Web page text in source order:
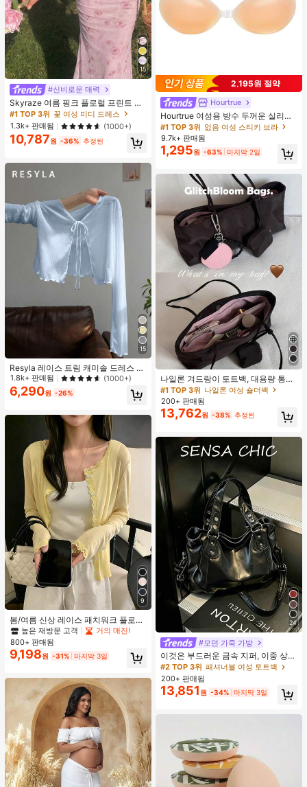
15
#신비로운 매력
Skyraze 여름 핑크 플로럴 프린트 주
름 메쉬 캐미 롱 드레스, 여름 드레스,
봄 옷
#1 TOP 3위 꽃 여성 미디 드레스
1.3k+ 판매됨
(1000+)
10,787원 -36% 추정된
15
Resyla 레이스 트림 캐미솔 드레스 커
버업, 긴팔 니트 숄 경량 여름 자외선
차단 여성용 상의
1.8k+ 판매됨 (1000+)
6,290원 -26%
9
봄/여름 신상 레이스 패치워크 플로럴
트림 소프트 니트 가디건 경량 재킷 탑
여성용, 코티지코어 옐로우
높은 재방문 고객
거의 매진!
800+ 판매됨
9,198원 -31% 마지막 3일
2,195원 절약
Hourtrue
Hourtrue 여성용 방수 두꺼운 실리콘
가슴 페탈, 작은 가슴 리프트업 & 푸시
인용, 웨딩 촬영 및 들러리용
#1 TOP 3위 없음 여성 스티키 브라
9.7k+ 판매됨
1,295원 -63% 마지막 2일
나일론 겨드랑이 토트백, 대용량 통근
숄더백, 작은 메이크업 백 포함, 펜던
트 미포함, 가벼운 일상 핸드백 (펜던
트 미포함)
#1 TOP 3위 나일론 여성 숄더백
200+ 판매됨
13,762원 -38% 추정된
24
#모던 가죽 가방
이것은 부드러운 금속 지퍼, 이중 상단
손잡이, 조절 가능한 긴 어깨 스트랩이
특징인 세련되고 미니멀한 블랙 대용
량 여성용 핸드백입니다. 여성들은 어
깨에 메거나, 크로스백으로 메거나, 손
으로 들 수 있습니다. 이 가방은 꼼꼼
하게 바느질되어 출퇴근, 쇼핑, 출장,
#2 TOP 3위 패셔너블 여성 토트백
200+ 판매됨
13,851 원 -34% 마지막 3일